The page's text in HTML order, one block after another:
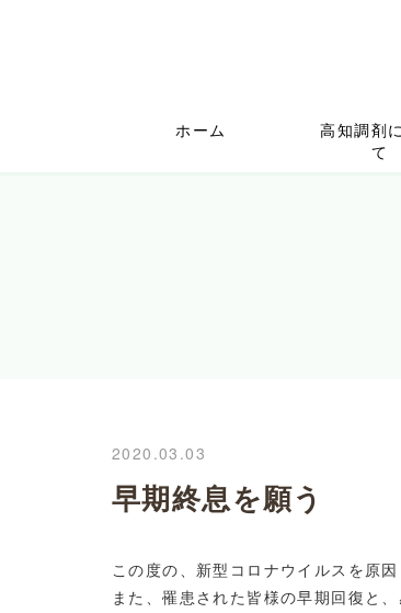
ホーム
高知調剤
て
2020.03.03
早期終息を願う
この度の、新型コロナウイルスを原
また、罹患された皆様の早期回復と